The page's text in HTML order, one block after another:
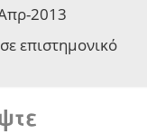
2013
επιστημονικό